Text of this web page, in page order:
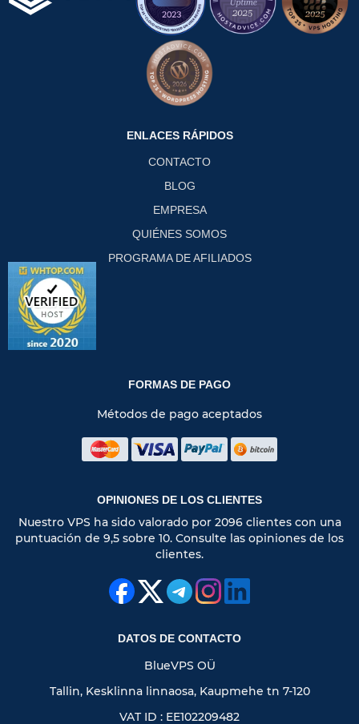
ENLACES RÁPIDOS
CONTACTO
BLOG
EMPRESA
QUIÉNES SOMOS
PROGRAMA DE AFILIADOS
FORMAS DE PAGO
Métodos de pago aceptados
OPINIONES DE LOS CLIENTES
Nuestro VPS ha sido valorado por 2096 clientes con una
puntuación de 9,5 sobre 10. Consulte las opiniones de los
clientes.
DATOS DE CONTACTO
BlueVPS OÜ
Tallin, Kesklinna linnaosa, Kaupmehe tn 7-120
VAT ID : EE102209482